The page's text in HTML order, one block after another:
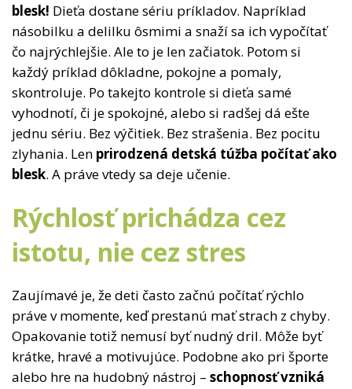
blesk! Dieťa dostane sériu príkladov. Napríklad
násobilku a delilku ôsmimi a snaží sa ich vypočítať
čo najrýchlejšie. Ale to je len začiatok. Potom si
každý príklad dôkladne, pokojne a pomaly,
skontroluje. Po takejto kontrole si dieťa samé
vyhodnotí, či je spokojné, alebo si radšej dá ešte
jednu sériu. Bez výčitiek. Bez strašenia. Bez pocitu
zlyhania. Len prirodzená detská túžba počítať ako
blesk. A práve vtedy sa deje učenie.
Rýchlosť prichádza cez
istotu, nie cez stres
Zaujímavé je, že deti často začnú počítať rýchlo
práve v momente, keď prestanú mať strach z chyby.
Opakovanie totiž nemusí byť nudný dril. Môže byť
krátke, hravé a motivujúce. Podobne ako pri športe
alebo hre na hudobný nástroj – schopnosť vzniká